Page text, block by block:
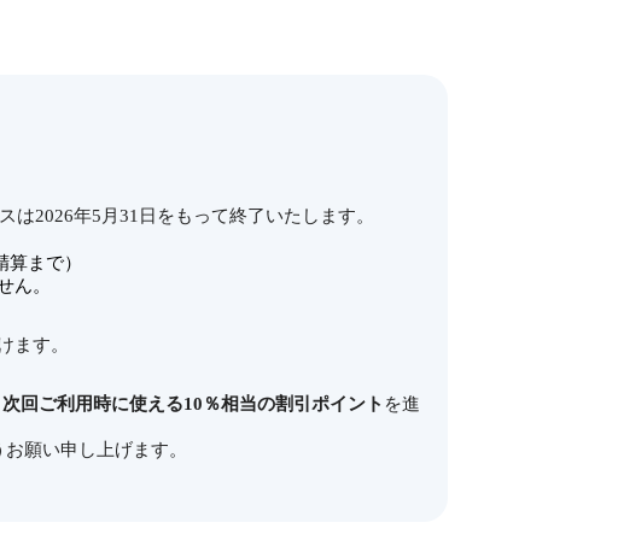
2026年5月31日をもって終了いたします。
まで）
ん。
ます。
次回ご利用時に使える10％相当の割引ポイント を進
願い申し上げます。